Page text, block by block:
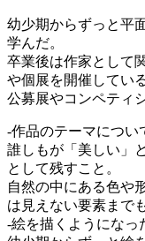
幼少期からずっと平
学んだ。
卒業後は作家として
や個展を開催している
公募展やコンペティ
-作品のテーマについ
誰しもが「美しい」
として残すこと。
自然の中にある色や
は見えない要素まで
-絵を描くようになっ